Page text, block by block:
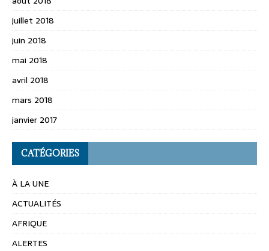
juillet 2018
juin 2018
mai 2018
avril 2018
mars 2018
janvier 2017
CATÉGORIES
À LA UNE
ACTUALITÉS
AFRIQUE
ALERTES